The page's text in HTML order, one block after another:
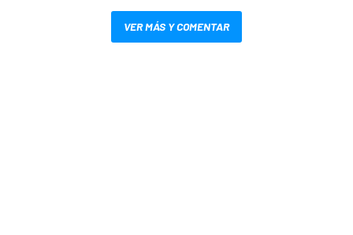
VER MÁS Y COMENTAR